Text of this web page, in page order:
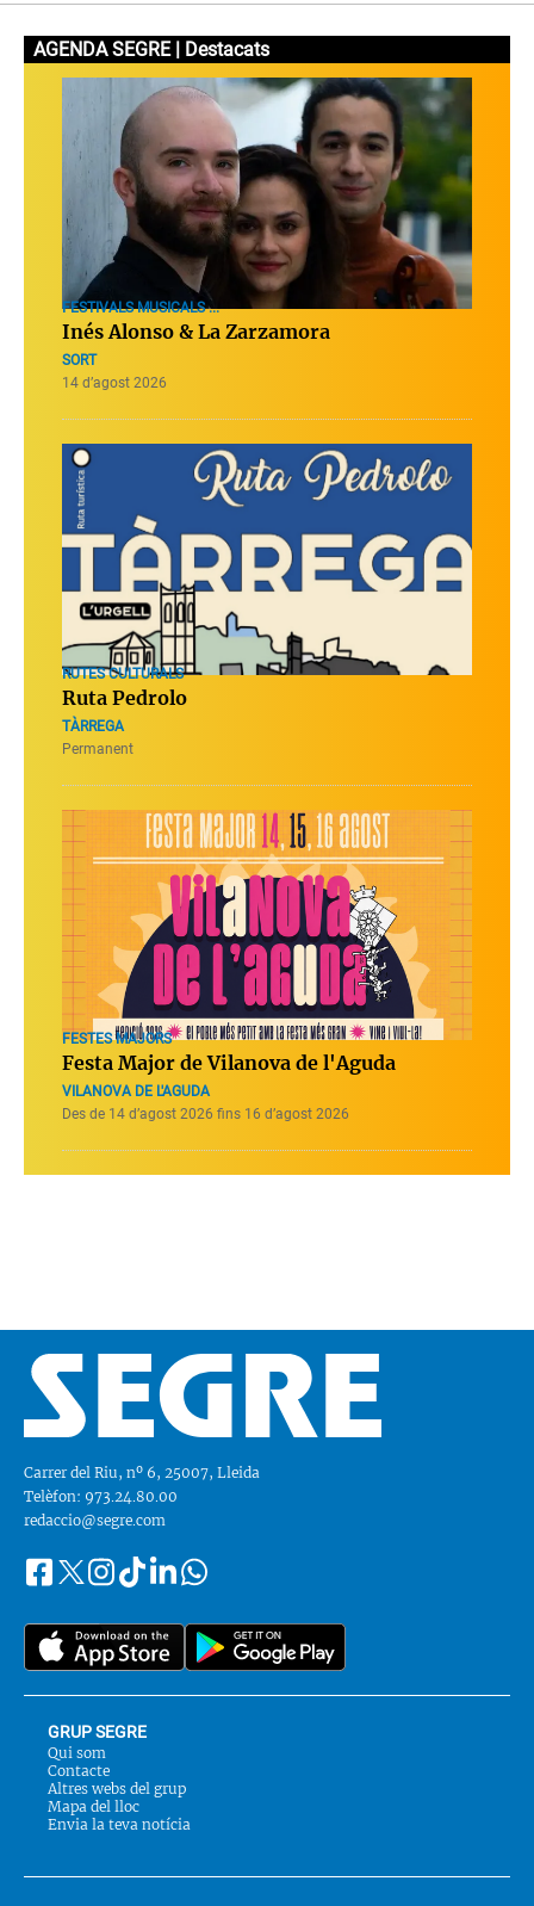
AGENDA SEGRE | Destacats
FESTIVALS MUSICALS ...
Inés Alonso & La Zarzamora
SORT
14 d’agost 2026
RUTES CULTURALS
Ruta Pedrolo
TÀRREGA
Permanent
FESTES MAJORS
Festa Major de Vilanova de l'Aguda
VILANOVA DE L'AGUDA
Des de 14 d’agost 2026 fins 16 d’agost 2026
Carrer del Riu, nº 6, 25007, Lleida
Telèfon: 973.24.80.00
redaccio@segre.com
Segueix-
a::
FacebookInstagram
TiktokLinkedinWhatsapp
GRUP SEGRE
Qui som
Contacte
Altres webs del grup
Mapa del lloc
Envia la teva notícia